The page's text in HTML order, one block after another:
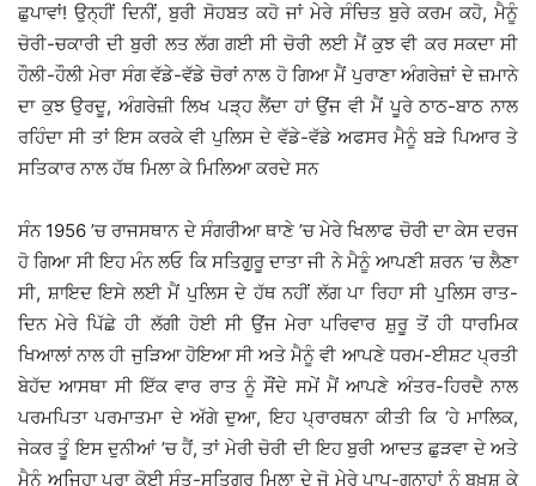
ਛੁਪਾਵਾਂ! ਉਨ੍ਹੀਂ ਦਿਨੀਂ, ਬੁਰੀ ਸੋਹਬਤ ਕਹੋ ਜਾਂ ਮੇਰੇ ਸੰਚਿਤ ਬੁਰੇ ਕਰਮ ਕਹੋ, ਮੈਨੂੰ
ਚੋਰੀ-ਚਕਾਰੀ ਦੀ ਬੁਰੀ ਲਤ ਲੱਗ ਗਈ ਸੀ ਚੋਰੀ ਲਈ ਮੈਂ ਕੁਝ ਵੀ ਕਰ ਸਕਦਾ ਸੀ
ਹੌਲੀ-ਹੌਲੀ ਮੇਰਾ ਸੰਗ ਵੱਡੇ-ਵੱਡੇ ਚੋਰਾਂ ਨਾਲ ਹੋ ਗਿਆ ਮੈਂ ਪੁਰਾਣਾ ਅੰਗਰੇਜ਼ਾਂ ਦੇ ਜ਼ਮਾਨੇ
ਦਾ ਕੁਝ ਉਰਦੂ, ਅੰਗਰੇਜ਼ੀ ਲਿਖ ਪੜ੍ਹ ਲੈਂਦਾ ਹਾਂ ਉਂਜ ਵੀ ਮੈਂ ਪੂਰੇ ਠਾਠ-ਬਾਠ ਨਾਲ
ਰਹਿੰਦਾ ਸੀ ਤਾਂ ਇਸ ਕਰਕੇ ਵੀ ਪੁਲਿਸ ਦੇ ਵੱਡੇ-ਵੱਡੇ ਅਫਸਰ ਮੈਨੂੰ ਬੜੇ ਪਿਆਰ ਤੇ
ਸਤਿਕਾਰ ਨਾਲ ਹੱਥ ਮਿਲਾ ਕੇ ਮਿਲਿਆ ਕਰਦੇ ਸਨ
ਸੰਨ 1956 ’ਚ ਰਾਜਸਥਾਨ ਦੇ ਸੰਗਰੀਆ ਥਾਣੇ ’ਚ ਮੇਰੇ ਖਿਲਾਫ ਚੋਰੀ ਦਾ ਕੇਸ ਦਰਜ
ਹੋ ਗਿਆ ਸੀ ਇਹ ਮੰਨ ਲਓ ਕਿ ਸਤਿਗੁੁਰੂ ਦਾਤਾ ਜੀ ਨੇ ਮੈਨੂੰ ਆਪਣੀ ਸ਼ਰਨ ’ਚ ਲੈਣਾ
ਸੀ, ਸ਼ਾਇਦ ਇਸੇ ਲਈ ਮੈਂ ਪੁਲਿਸ ਦੇ ਹੱਥ ਨਹੀਂ ਲੱਗ ਪਾ ਰਿਹਾ ਸੀ ਪੁਲਿਸ ਰਾਤ-
ਦਿਨ ਮੇਰੇ ਪਿੱਛੇ ਹੀ ਲੱਗੀ ਹੋਈ ਸੀ ਉਂਜ ਮੇਰਾ ਪਰਿਵਾਰ ਸ਼ੁਰੂ ਤੋਂ ਹੀ ਧਾਰਮਿਕ
ਖਿਆਲਾਂ ਨਾਲ ਹੀ ਜੁੜਿਆ ਹੋਇਆ ਸੀ ਅਤੇ ਮੈਨੂੰ ਵੀ ਆਪਣੇ ਧਰਮ-ਈਸ਼ਟ ਪ੍ਰਤੀ
ਬੇਹੱਦ ਆਸਥਾ ਸੀ ਇੱਕ ਵਾਰ ਰਾਤ ਨੂੰ ਸੌਂਦੇ ਸਮੇਂ ਮੈਂ ਆਪਣੇ ਅੰਤਰ-ਹਿਰਦੈ ਨਾਲ
ਪਰਮਪਿਤਾ ਪਰਮਾਤਮਾ ਦੇ ਅੱਗੇ ਦੁਆ, ਇਹ ਪ੍ਰਾਰਥਨਾ ਕੀਤੀ ਕਿ ‘ਹੇ ਮਾਲਿਕ,
ਜੇਕਰ ਤੂੰ ਇਸ ਦੁਨੀਆਂ ’ਚ ਹੈਂ, ਤਾਂ ਮੇਰੀ ਚੋਰੀ ਦੀ ਇਹ ਬੁਰੀ ਆਦਤ ਛੁੜਵਾ ਦੇ ਅਤੇ
ਮੈਨੂੰ ਅਜਿਹਾ ਪੂਰਾ ਕੋਈ ਸੰਤ-ਸਤਿਗੁਰੂ ਮਿਲਾ ਦੇ ਜੋ ਮੇਰੇ ਪਾਪ-ਗੁਨਾਹਾਂ ਨੂੰ ਬਖ਼ਸ਼ ਕੇ